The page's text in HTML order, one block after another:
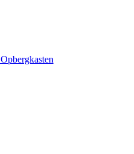
Opbergkasten